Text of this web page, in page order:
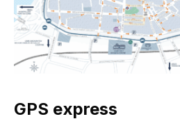
GPS express